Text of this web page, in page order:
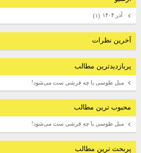
آذر ۱۴۰۴ (۱)
آخرين نظرات
پربازديدترين مطالب
مبل طوسی با چه فرشی ست می‌شود!
محبوب ترين مطالب
مبل طوسی با چه فرشی ست می‌شود!
پربحث ترين مطالب